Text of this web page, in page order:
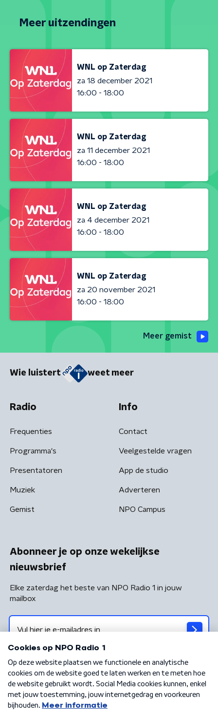
Meer uitzendingen
WNL op Zaterdag
za 18 december 2021
16:00 - 18:00
WNL op Zaterdag
za 11 december 2021
16:00 - 18:00
WNL op Zaterdag
za 4 december 2021
16:00 - 18:00
WNL op Zaterdag
za 20 november 2021
16:00 - 18:00
Meer gemist
Wie luistert weet meer
Radio
Frequenties
Programma's
Presentatoren
Muziek
Gemist
Info
Contact
Veelgestelde vragen
App de studio
Adverteren
NPO Campus
Abonneer je op onze wekelijkse
nieuwsbrief
Elke zaterdag het beste van NPO Radio 1 in jouw
mailbox
Algemene voorwaarden